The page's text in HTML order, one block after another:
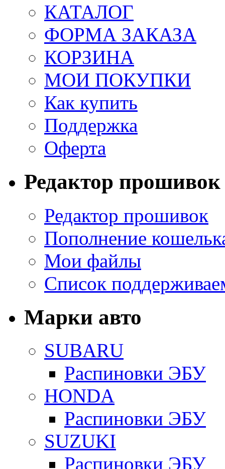
КАТАЛОГ
ФОРМА ЗАКАЗА
КОРЗИНА
МОИ ПОКУПКИ
Как купить
Поддержка
Оферта
Редактор прошивок
Редактор прошивок
Пополнение
Мои файлы
Список
Марки авто
SUBARU
Распиновки ЭБУ
HONDA
Распиновки ЭБУ
SUZUKI
Распиновки ЭБУ